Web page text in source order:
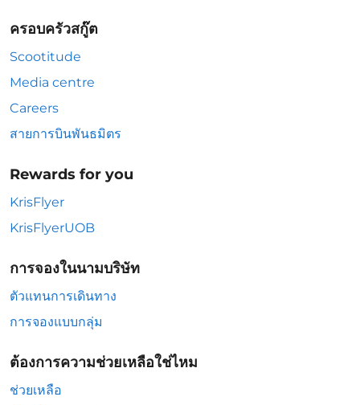
ครอบครัวสกู๊ต
Scootitude
Media centre
Careers
สายการบินพันธมิตร
Rewards for you
KrisFlyer
KrisFlyerUOB
การจองในนามบริษัท
ตัวแทนการเดินทาง
การจองแบบกลุ่ม
ต้องการความช่วยเหลือใช่ไหม
ช่วยเหลือ